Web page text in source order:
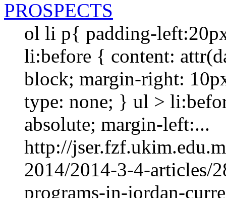
PROSPECTS
ol li p{ padding-
li:before { content:
block; margin-right:
type: none; } ul >
absolute; margin-left:...
http://
2014/2014-3-4-articles/
programs-in-jordan-